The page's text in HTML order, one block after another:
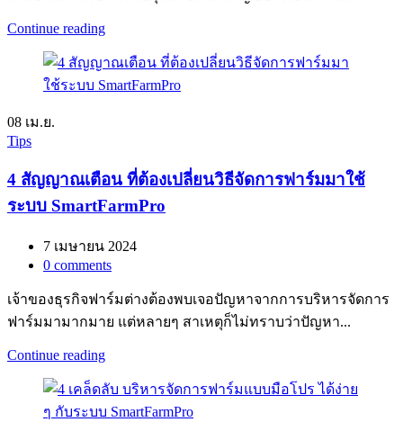
Continue reading
08 เม.ย.
Tips
4 สัญญาณเตือน ที่ต้องเปลี่ยนวิธีจัดการฟาร์มมาใช้
ระบบ SmartFarmPro
7 เมษายน 2024
0 comments
เจ้าของธุรกิจฟาร์มต่างต้องพบเจอปัญหาจากการบริหารจัดการ
ฟาร์มมามากมาย แต่หลายๆ สาเหตุก็ไม่ทราบว่าปัญหา...
Continue reading